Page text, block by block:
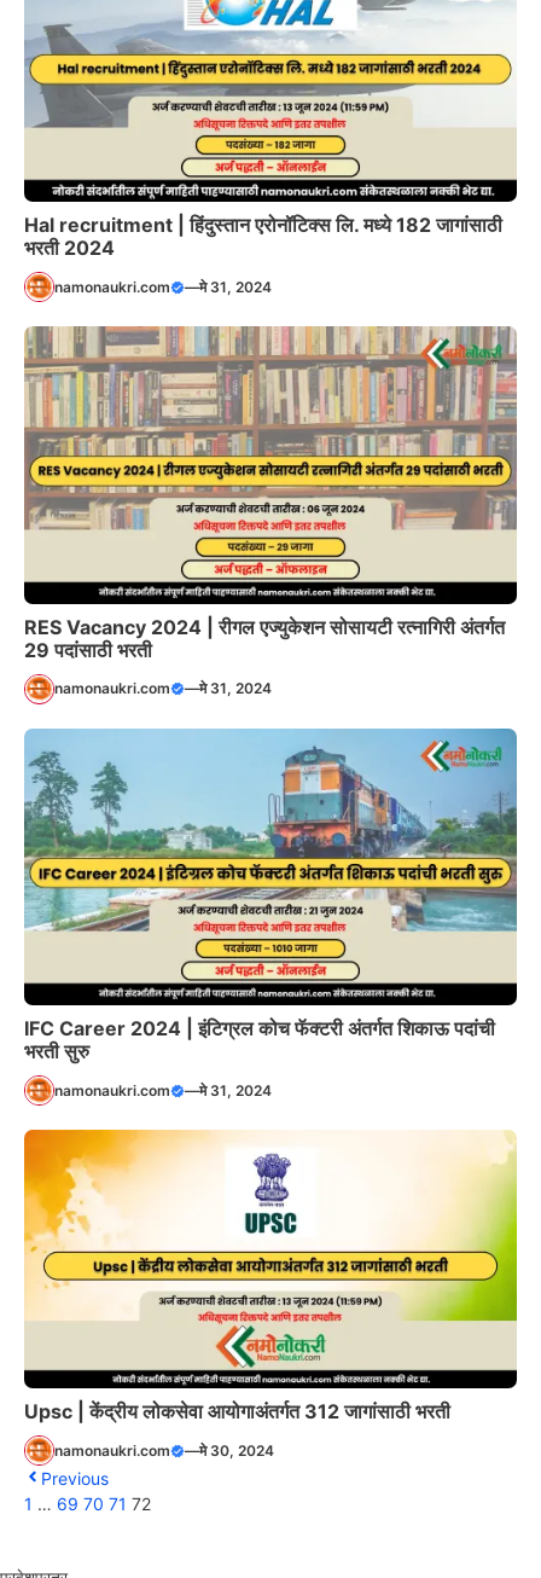
Hal recruitment | हिंदुस्तान एरोनॉटिक्स लि. मध्ये 182 जागांसाठी
भरती 2024
namonaukri.com —मे 31, 2024
RES Vacancy 2024 | रीगल एज्युकेशन सोसायटी रत्नागिरी अंतर्गत
29 पदांसाठी भरती
namonaukri.com —मे 31, 2024
IFC Career 2024 | इंटिग्रल कोच फॅक्टरी अंतर्गत शिकाऊ पदांची
भरती सुरु
namonaukri.com —मे 31, 2024
Upsc | केंद्रीय लोकसेवा आयोगाअंतर्गत 312 जागांसाठी भरती
namonaukri.com —मे 30, 2024
Previous
1 … 69 70 71 72